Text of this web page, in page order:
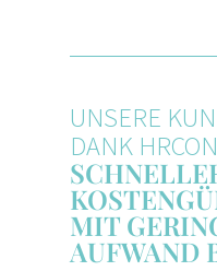
UNSERE
DANK
MIT
AUFWAND